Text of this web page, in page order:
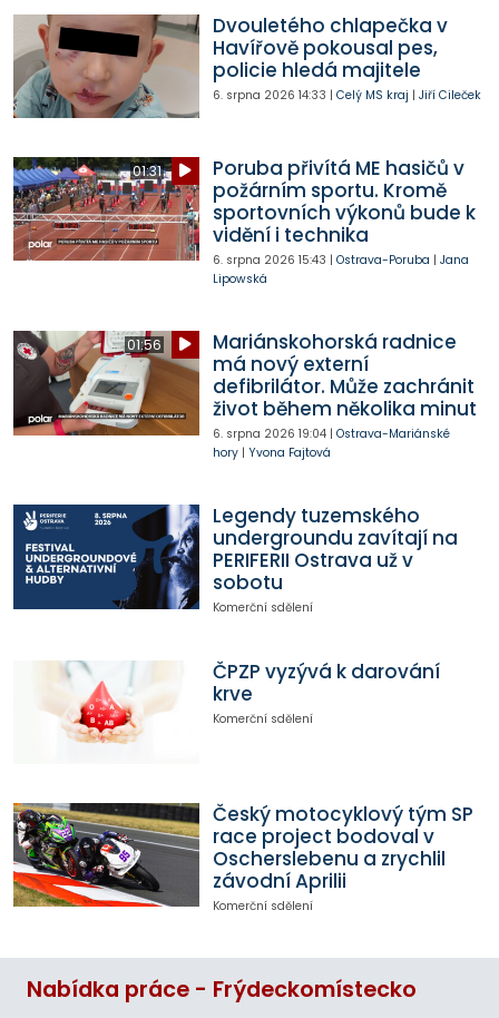
Dvouletého chlapečka v
Havířově pokousal pes,
policie hledá majitele
6. srpna 2026 14:33 | Celý MS kraj | Jiří Cileček
01:31
Poruba přivítá ME hasičů v
požárním sportu. Kromě
sportovních výkonů bude k
vidění i technika
6. srpna 2026 15:43 | Ostrava-Poruba | Jana
Lipowská
01:56
Mariánskohorská radnice
má nový externí
defibrilátor. Může zachránit
život během několika minut
6. srpna 2026 19:04| Ostrava-Mariánské
hory| Yvona Fajtová
Legendy tuzemského
undergroundu zavítají na
PERIFERII Ostrava už v
sobotu
Komerční sdělení
ČPZP vyzývá k darování
krve
Komerční sdělení
Český motocyklový tým SP
race project bodoval v
Oscherslebenu a zrychlil
závodní Aprilii
Komerční sdělení
Nabídka práce - Frýdeckomístecko